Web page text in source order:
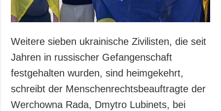
Weitere sieben ukrainische Zivilisten, die seit
Jahren in russischer Gefangenschaft
festgehalten wurden, sind heimgekehrt,
schreibt der Menschenrechtsbeauftragte der
Werchowna Rada, Dmytro Lubinets, bei